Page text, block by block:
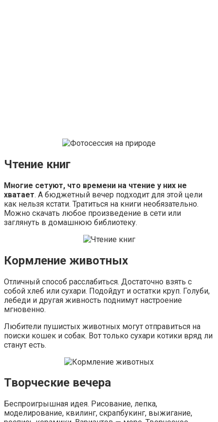
Чтение книг
Многие сетуют, что времени на чтение у них не
хватает. А бюджетный вечер подходит для этой цели
как нельзя кстати. Тратиться на книги необязательно.
Можно скачать любое произведение в сети или
заглянуть в домашнюю библиотеку.
Кормление животных
Отличный способ расслабиться. Достаточно взять с
собой хлеб или сухари. Подойдут и остатки круп. Голуби,
лебеди и другая живность поднимут настроение
мгновенно.
Любители пушистых животных могут отправиться на
поиски кошек и собак. Вот только сухари котики вряд ли
станут есть.
Творческие вечера
Беспроигрышная идея. Рисование, лепка,
моделирование, квилинг, скрапбукинг, выжигание,